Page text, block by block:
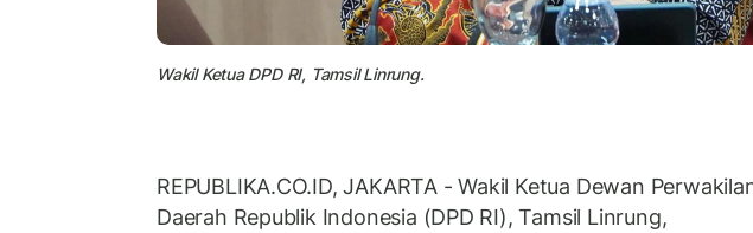
Wakil Ketua DPD RI, Tamsil Linrung.
REPUBLIKA.CO.ID, JAKARTA - Wakil Ketua Dewan
Daerah Republik Indonesia (DPD RI), Tamsil Linrung,